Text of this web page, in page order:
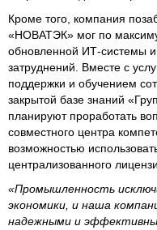
Кроме того, компания
«НОВАТЭК» мог по
обновленной ИТ-системы
затруднений. Вместе с
поддержки и обучением
закрытой базе знаний
планируют проработать
совместного центра
возможностью
централизованного
«Промышленность
экономики, и наша
надежными и